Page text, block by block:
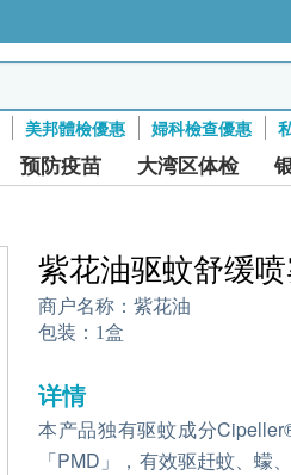
美邦體檢優惠 婦科檢查優惠
预防疫苗 大湾区体检
紫花油驱蚊舒缓
商户名称： 紫花油
包装： 1盒
详情
本产品独有驱蚊成分
「PMD」，有效驱赶蚊、蠓